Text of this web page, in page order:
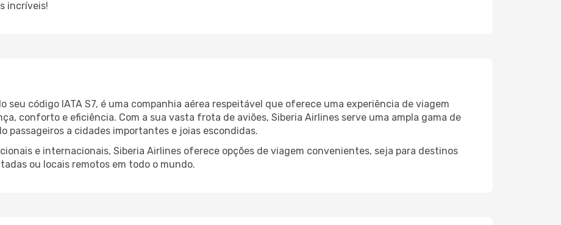
incríveis!
seu código IATA S7, é uma companhia aérea respeitável que oferece uma experiência de viagem
conforto e eficiência. Com a sua vasta frota de aviões, Siberia Airlines serve uma ampla gama de
passageiros a cidades importantes e joias escondidas.
e internacionais, Siberia Airlines oferece opções de viagem convenientes, seja para destinos
ou locais remotos em todo o mundo.